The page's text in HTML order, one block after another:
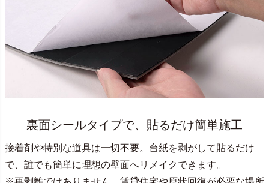
裏面シールタイプで、貼るだけ簡単施工
接着剤や特別な道具は一切不要。台紙を剥がして貼るだけ
で、誰でも簡単に理想の壁面へリメイクできます。